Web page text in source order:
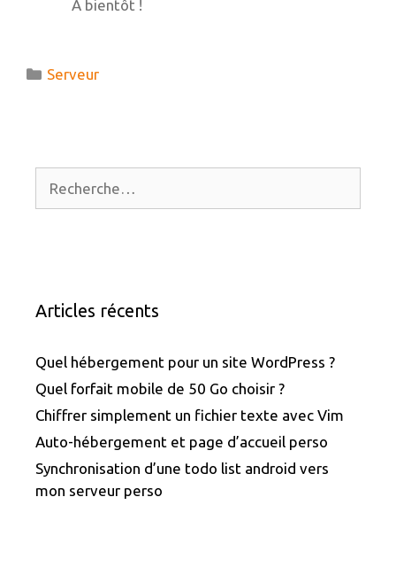
À bientôt !
Catégories
Serveur
Articles récents
Quel hébergement pour un site WordPress ?
Quel forfait mobile de 50 Go choisir ?
Chiffrer simplement un fichier texte avec Vim
Auto-hébergement et page d’accueil perso
Synchronisation d’une todo list android vers
mon serveur perso